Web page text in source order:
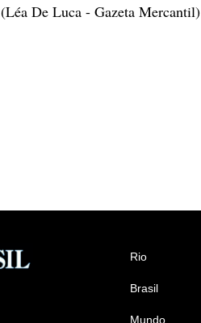
(Léa De Luca - Gazeta Mercantil)
Rio
Brasil
Mundo